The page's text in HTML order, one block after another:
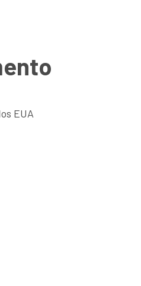
EUA